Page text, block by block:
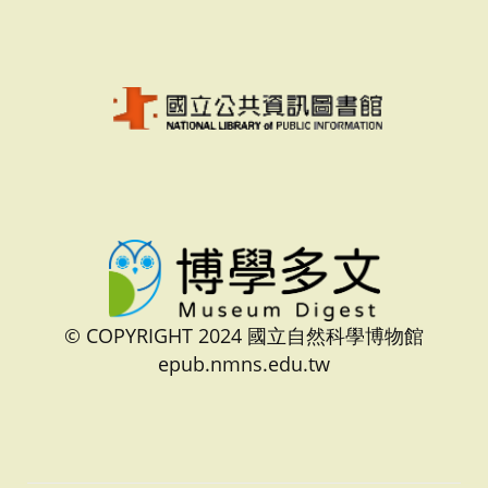
© COPYRIGHT 2024 國立自然科學博物館
epub.nmns.edu.tw